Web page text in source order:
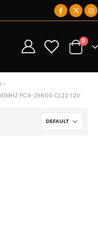
0 0
-
PC4-25600 CL22 1.2V